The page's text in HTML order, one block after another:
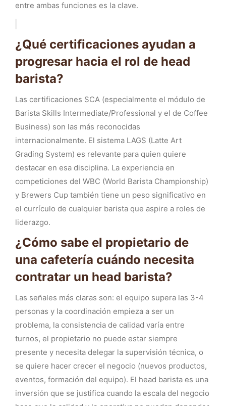
entre ambas funciones es la clave.
¿Qué certificaciones ayudan a
progresar hacia el rol de head
barista?
Las certificaciones SCA (especialmente el módulo de
Barista Skills Intermediate/Professional y el de Coffee
Business) son las más reconocidas
internacionalmente. El sistema LAGS (Latte Art
Grading System) es relevante para quien quiere
destacar en esa disciplina. La experiencia en
competiciones del WBC (World Barista Championship)
y Brewers Cup también tiene un peso significativo en
el currículo de cualquier barista que aspire a roles de
liderazgo.
¿Cómo sabe el propietario de
una cafetería cuándo necesita
contratar un head barista?
Las señales más claras son: el equipo supera las 3-4
personas y la coordinación empieza a ser un
problema, la consistencia de calidad varía entre
turnos, el propietario no puede estar siempre
presente y necesita delegar la supervisión técnica, o
se quiere hacer crecer el negocio (nuevos productos,
eventos, formación del equipo). El head barista es una
inversión que se justifica cuando la escala del negocio